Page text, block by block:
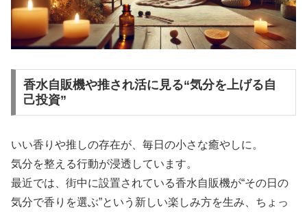
香水自販機や推され活に見る“気分を上げる自
己投資”
いい香りや推しの存在が、毎日の小さな癒やしに。
気分を整える行動が浸透しています。
最近では、街中に設置されている香水自販機が“その日の
気分で香りを選ぶ”という新しい楽しみ方を生み、ちょっ